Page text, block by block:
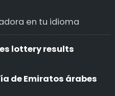
en tu idioma
lottery results
de Emiratos árabes